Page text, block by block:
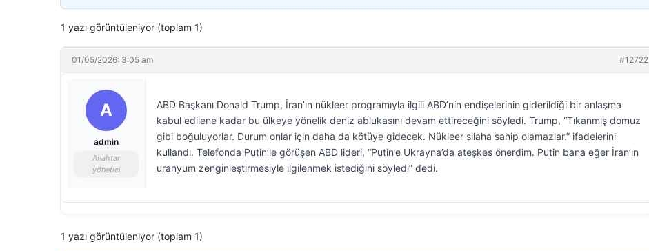
1 yazı görüntüleniyor (toplam 1)
01/05/2026: 3:05 am #12722
A
admin
Anahtar
yönetici
ABD Başkanı Donald Trump, İran’ın nükleer programıyla ilgili ABD’nin endişelerinin giderildiği bir anlaşma
kabul edilene kadar bu ülkeye yönelik deniz ablukasını devam ettireceğini söyledi. Trump, “Tıkanmış domuz
gibi boğuluyorlar. Durum onlar için daha da kötüye gidecek. Nükleer silaha sahip olamazlar.” ifadelerini
kullandı. Telefonda Putin’le görüşen ABD lideri, “Putin’e Ukrayna’da ateşkes önerdim. Putin bana eğer İran’ın
uranyum zenginleştirmesiyle ilgilenmek istediğini söyledi” dedi.
1 yazı görüntüleniyor (toplam 1)